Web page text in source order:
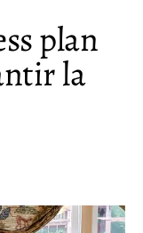
plan
la